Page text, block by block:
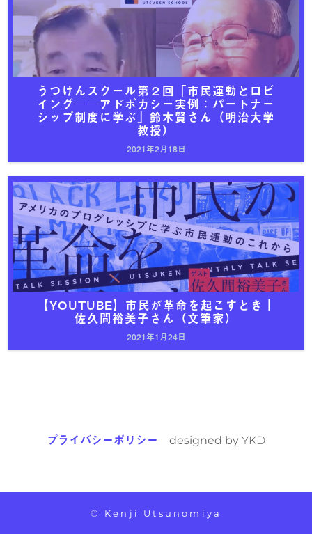
2021年2月18日
うつけんスクール第２回「市民運動とロビ
イング──アドボカシー実例：パートナー
シップ制度に学ぶ」鈴木賢さん（明治大学
教授）
2021年1月24日
【YOUTUBE】市民が革命を起こすとき｜
佐久間裕美子さん（文筆家）
プライバシーポリシー designed by YKD
© Kenji Utsunomiya